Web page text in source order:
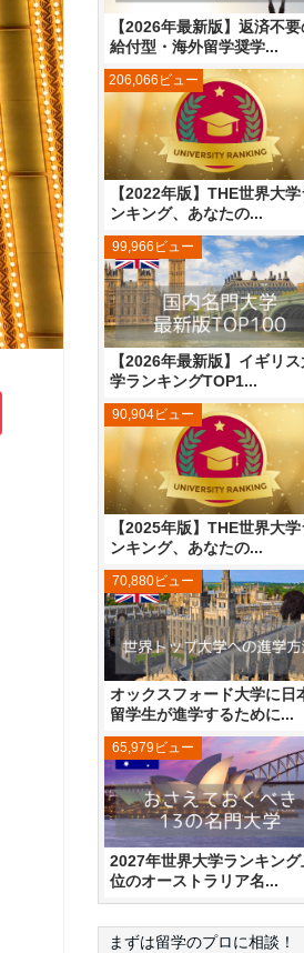
【2026年最新版】返済不
給付型・海外留学奨学...
【2022年版】THE世界大学
ンキング、あなたの...
206,066ビュー
【2026年最新版】イギリ
学ランキングTOP1...
99,966ビュー
【2025年版】THE世界大学
ンキング、あなたの...
90,904ビュー
オックスフォード大学に日
留学生が進学するために...
70,880ビュー
2027年世界大学ランキング
位のオーストラリア名...
65,979ビュー
まずは留学のプロに相談！